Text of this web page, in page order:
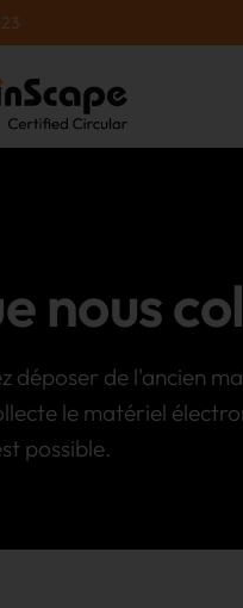
nous
déposer de l'ancien
le matériel
possible.